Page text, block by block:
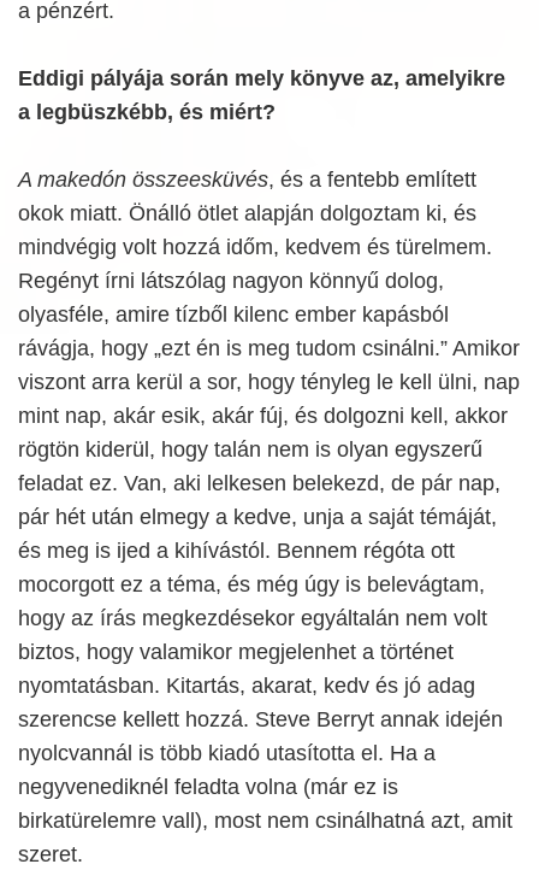
a pénzért.
Eddigi pályája során mely könyve az, amelyikre
a legbüszkébb, és miért?
A makedón összeesküvés, és a fentebb említett
okok miatt. Önálló ötlet alapján dolgoztam ki, és
mindvégig volt hozzá időm, kedvem és türelmem.
Regényt írni látszólag nagyon könnyű dolog,
olyasféle, amire tízből kilenc ember kapásból
rávágja, hogy „ezt én is meg tudom csinálni.” Amikor
viszont arra kerül a sor, hogy tényleg le kell ülni, nap
mint nap, akár esik, akár fúj, és dolgozni kell, akkor
rögtön kiderül, hogy talán nem is olyan egyszerű
feladat ez. Van, aki lelkesen belekezd, de pár nap,
pár hét után elmegy a kedve, unja a saját témáját,
és meg is ijed a kihívástól. Bennem régóta ott
mocorgott ez a téma, és még úgy is belevágtam,
hogy az írás megkezdésekor egyáltalán nem volt
biztos, hogy valamikor megjelenhet a történet
nyomtatásban. Kitartás, akarat, kedv és jó adag
szerencse kellett hozzá. Steve Berryt annak idején
nyolcvannál is több kiadó utasította el. Ha a
negyvenediknél feladta volna (már ez is
birkatürelemre vall), most nem csinálhatná azt, amit
szeret.